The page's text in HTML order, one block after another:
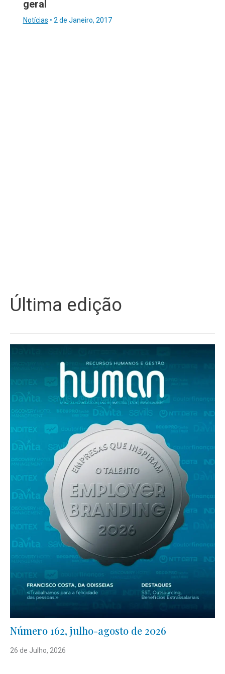
geral
Notícias • 2 de Janeiro, 2017
Última edição
Número 162, julho-agosto de 2026
26 de Julho, 2026